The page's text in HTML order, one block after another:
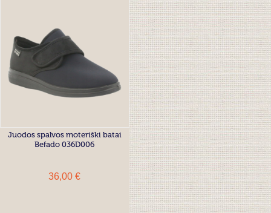
Juodos spalvos moteriški batai
Befado 036D006
36,00 €